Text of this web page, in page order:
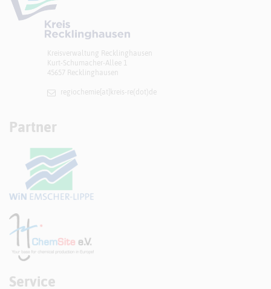
Kreisverwaltung Recklinghausen
Kurt-Schumacher-Allee 1
45657 Recklinghausen
regiochemie[at]​kreis-re(dot)de
Partner
Service